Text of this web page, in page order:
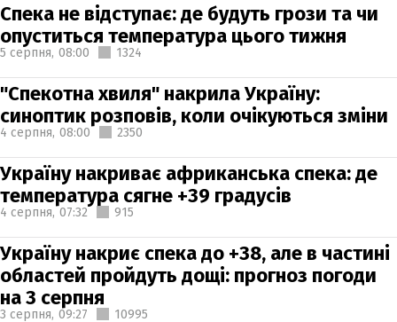
Спека не відступає: де будуть грози та чи
опуститься температура цього тижня
5 серпня, 08:00 1324
"Спекотна хвиля" накрила Україну:
синоптик розповів, коли очікуються зміни
4 серпня, 08:00 2350
Україну накриває африканська спека: де
температура сягне +39 градусів
4 серпня, 07:32 915
Україну накриє спека до +38, але в частині
областей пройдуть дощі: прогноз погоди
на 3 серпня
3 серпня, 09:27 10995